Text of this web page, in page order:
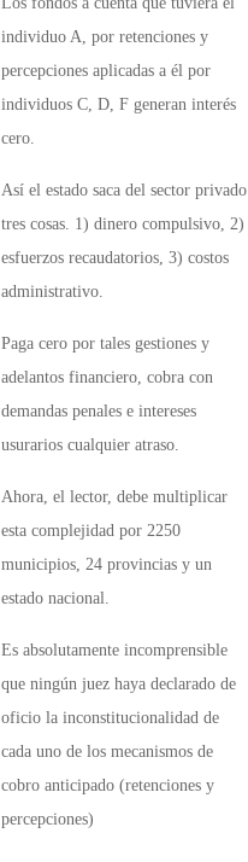
individuo A, por retenciones y
percepciones aplicadas a él por
individuos C, D, F generan interés
cero.
Así el estado saca del sector privado
tres cosas. 1) dinero compulsivo, 2)
esfuerzos recaudatorios, 3) costos
administrativo.
Paga cero por tales gestiones y
adelantos financiero, cobra con
demandas penales e intereses
usurarios cualquier atraso.
Ahora, el lector, debe multiplicar
esta complejidad por 2250
municipios, 24 provincias y un
estado nacional.
Es absolutamente incomprensible
que ningún juez haya declarado de
oficio la inconstitucionalidad de
cada uno de los mecanismos de
cobro anticipado (retenciones y
percepciones)